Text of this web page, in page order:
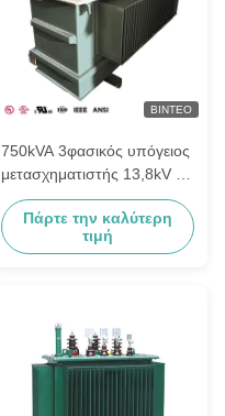
ΒΊΝΤΕΟ
750kVA 3φασικός υπόγειος
μετασχηματιστής 13,8kV σε
208Y/120V ANSI/IEEE
Πρότυπα για εμπορικά
Πάρτε την καλύτερη
τιμή